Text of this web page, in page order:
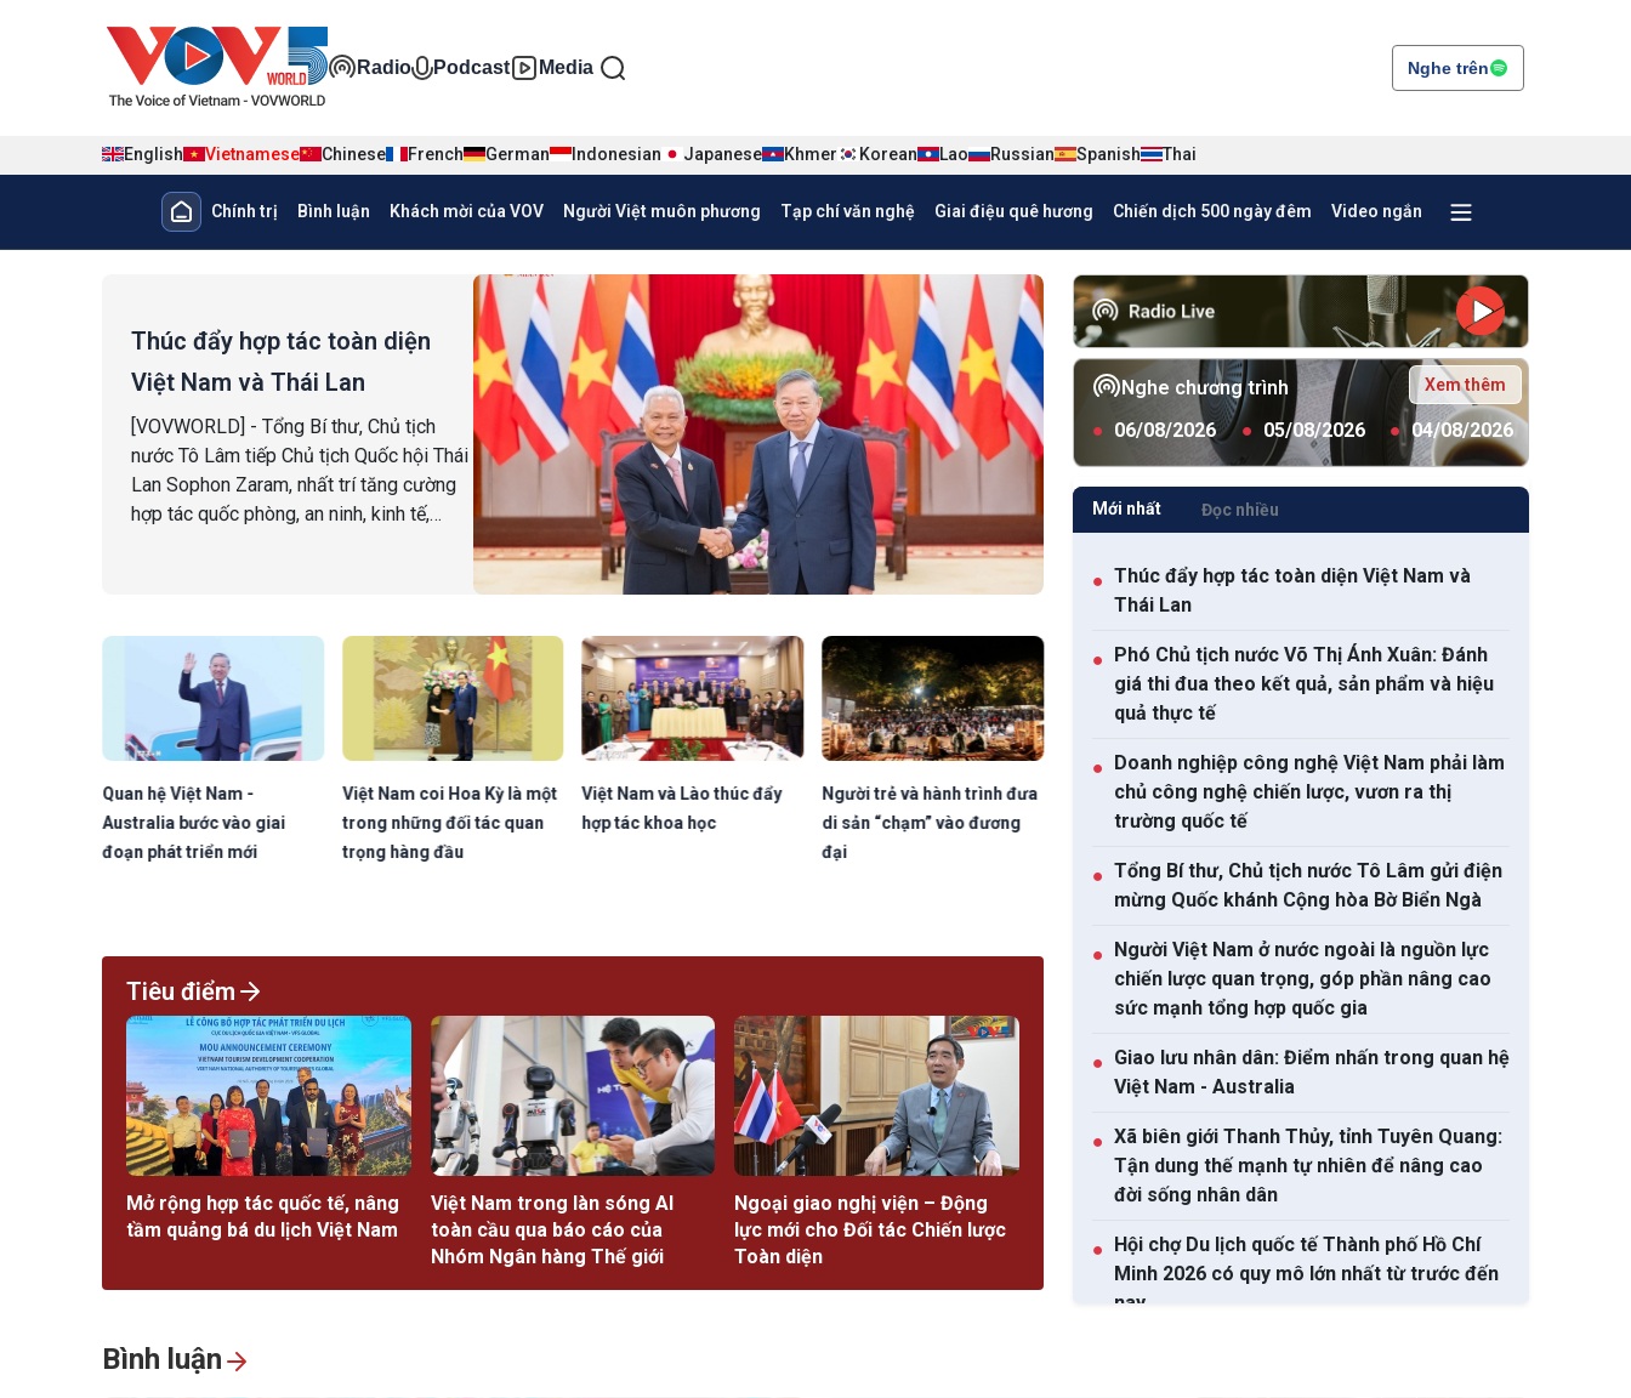
Đa phương tiện tiếng Việt
Radio Podcast Media Nghe trên
English Vietnamese Chinese French German Indonesian Japanese Khmer Korean Lao Russian Spanish Thai
Main navigation
Chính trị Bình luận Khách mời của VOV Người Việt muôn phương Tạp chí văn nghệ Giai điệu quê hương Chiến dịch 500 ngày đêm Video ngắn
Thúc đẩy hợp tác toàn diện
Việt Nam và Thái Lan
[VOVWORLD] - Tổng Bí thư, Chủ tịch
nước Tô Lâm tiếp Chủ tịch Quốc hội Thái
Lan Sophon Zaram, nhất trí tăng cường
hợp tác quốc phòng, an ninh, kinh tế,
Quan hệ Việt Nam -
Australia bước vào giai
đoạn phát triển mới
Việt Nam coi Hoa Kỳ là một
trong những đối tác quan
trọng hàng đầu
Việt Nam và Lào thúc đẩy
hợp tác khoa học
Người trẻ và hành trình đưa
di sản “chạm” vào đương
đại
Sớm đưa kim ngạch thương
mại Việt Nam - Malaysia
ASEAN 59 năm thành lập:
Tiêu điểm
Mở rộng hợp tác quốc tế, nâng
tầm quảng bá du lịch Việt Nam
Việt Nam trong làn sóng AI
toàn cầu qua báo cáo của
Nhóm Ngân hàng Thế giới
Ngoại giao nghị viện – Động
lực mới cho Đối tác Chiến lược
Toàn diện
Nghe chương trình Xem thêm
● 06/08/2026 ● 05/08/2026 ● 04/08/2026
Mới nhất Đọc nhiều
● Thúc đẩy hợp tác toàn diện Việt Nam và
Thái Lan
●
Phó Chủ tịch nước Võ Thị Ánh Xuân: Đánh
giá thi đua theo kết quả, sản phẩm và hiệu
quả thực tế
●
Doanh nghiệp công nghệ Việt Nam phải làm
chủ công nghệ chiến lược, vươn ra thị
trường quốc tế
● Tổng Bí thư, Chủ tịch nước Tô Lâm gửi điện
mừng Quốc khánh Cộng hòa Bờ Biển Ngà
●
Người Việt Nam ở nước ngoài là nguồn lực
chiến lược quan trọng, góp phần nâng cao
sức mạnh tổng hợp quốc gia
● Giao lưu nhân dân: Điểm nhấn trong quan hệ
Việt Nam - Australia
● Xã biên giới Thanh Thủy, tỉnh Tuyên Quang:
Tận dung thế mạnh tự nhiên để nâng cao
đời sống nhân dân
●
Hội chợ Du lịch quốc tế Thành phố Hồ Chí
Minh 2026 có quy mô lớn nhất từ trước đến
nay
Bình luận